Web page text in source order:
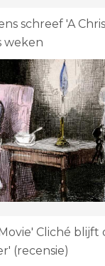
schreef 'A
weken
Cliché blijft
(recensie)